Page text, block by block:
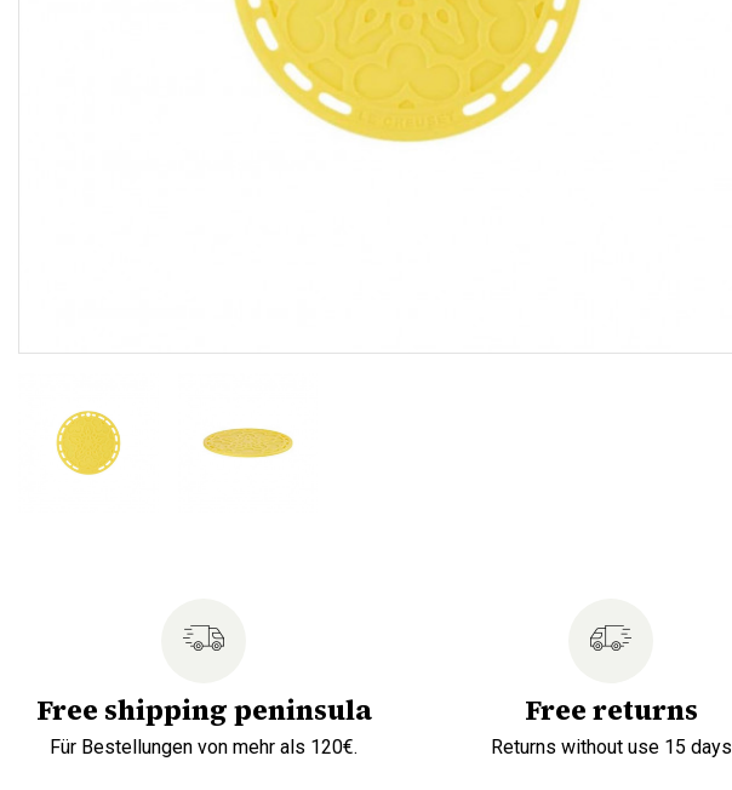
Free shipping peninsula
Für Bestellungen von mehr als 120€.
Free returns
Returns without use 15 days